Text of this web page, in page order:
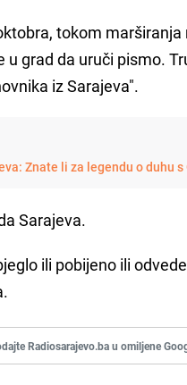
tokom
grad da uruči pismo.
iz Sarajeva".
Znate li za legendu o duhu s
Sarajeva.
ili pobijeno ili
Radiosarajevo.ba u omiljene